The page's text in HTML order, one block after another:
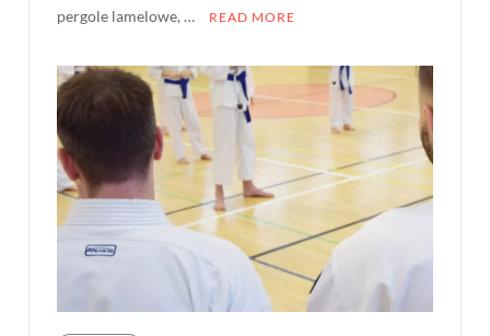
pergole lamelowe, … READ MORE